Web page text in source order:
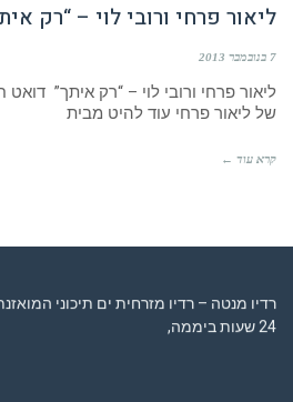
ליאור פרחי ורובי לוי – “רק
7 בנובמבר 2013
ליאור פרחי ורובי לוי – “רק איתך”
של ליאור פרחי עוד להיט מבית
קרא עוד ←
רדיו מנטה – רדיו מזרחית ים תיכוני
24 שעות ביממה,